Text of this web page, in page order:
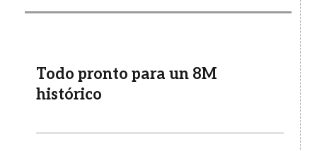
Todo pronto para un 8M
histórico